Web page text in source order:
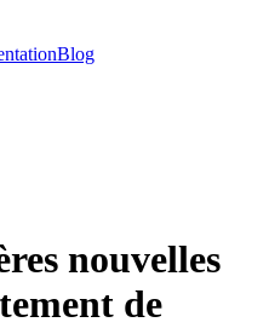
Blog
nouvelles
de